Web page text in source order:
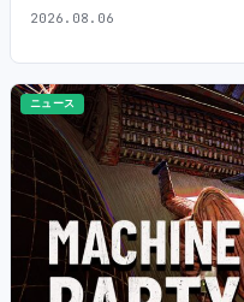
2026.08.06
ニュース